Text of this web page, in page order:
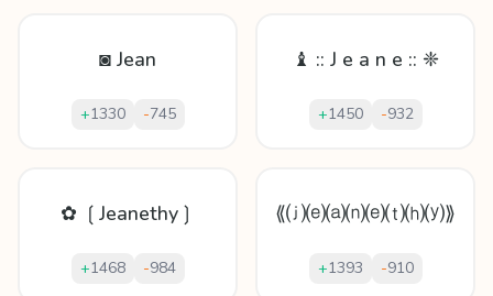
◙ Jean
+1330 -745
♝ :: J e a n e :: ❈
+1450 -932
✿ ❲Jeanethy❳
+1468 -984
⟪⒥⒠⒜⒩⒠⒯⒣⒴⟫
+1393 -910